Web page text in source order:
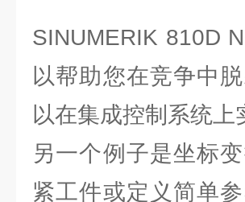
SINUMERIK 810D
以帮助您在竞争中
以在集成控制系统上
另一个例子是坐标
紧工件或定义简单